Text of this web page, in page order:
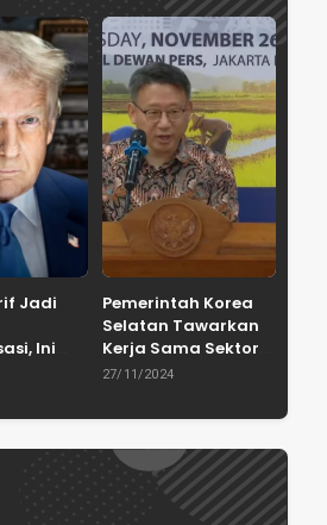
Jadi
Ini
dari
Pemerintah Korea
Selatan Tawarkan
Kerja Sama Sektor
Pertanian untuk
Pangan Indonesia
27/11/2024